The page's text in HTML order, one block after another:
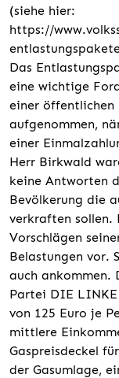
(siehe hier:
https://
Das
eine wichtige
einer öffentlichen
aufgenommen,
einer
Herr Birkwald
keine Antworten
Bevölkerung die
verkraften sollen.
Vorschlägen
Belastungen vor.
auch ankommen.
Partei DIE
von 125 Euro je
mittlere
Gaspreisdeckel
der Gasumlage,